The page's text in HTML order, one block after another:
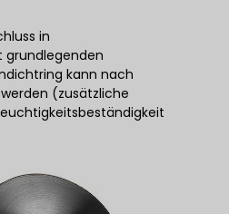
in
kann nach
(zusätzliche